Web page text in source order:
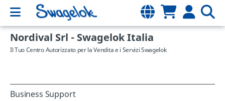
Nordival Srl - Swagelok Italia
Il Tuo Centro Autorizzato per la Vendita e i Servizi Swagelok
Business Support